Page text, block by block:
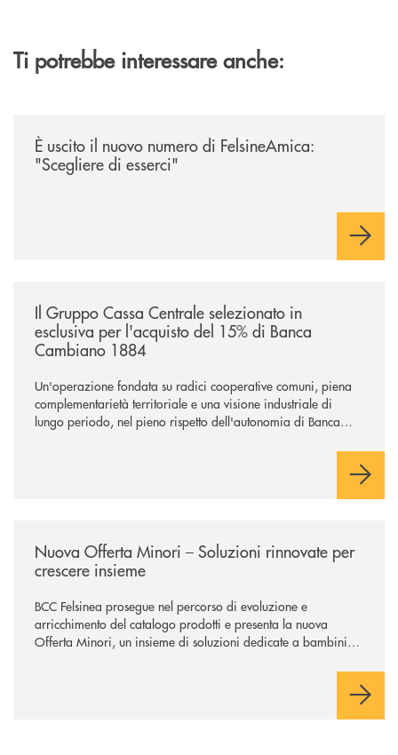
Ti potrebbe interessare anche:
È uscito il nuovo numero di FelsineAmica:
"Scegliere di esserci"
Il Gruppo Cassa Centrale selezionato in
esclusiva per l'acquisto del 15% di Banca
Cambiano 1884
Un'operazione fondata su radici cooperative comuni, piena
complementarietà territoriale e una visione industriale di
lungo periodo, nel pieno rispetto dell'autonomia di Banca
negoziazione esclusiva per la finalizzazione dell’operazione.
Nuova Offerta Minori – Soluzioni rinnovate per
crescere insieme
BCC Felsinea prosegue nel percorso di evoluzione e
arricchimento del catalogo prodotti e presenta la nuova
Offerta Minori, un insieme di soluzioni dedicate a bambini e
sviluppo di una relazione consapevole con il denaro, sempre